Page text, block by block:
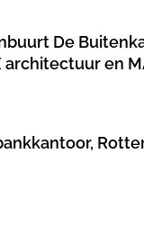
De
architectuur en